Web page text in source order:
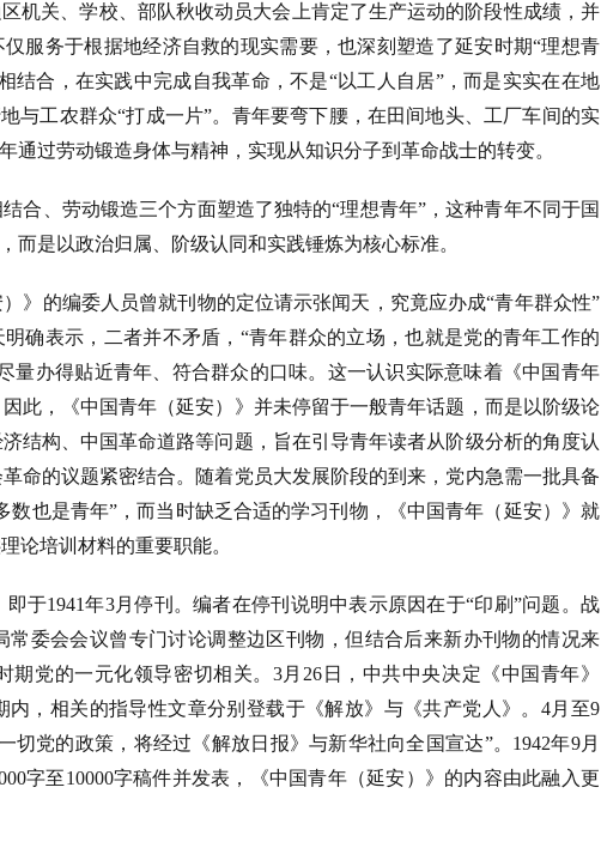
机关、学校、部队秋收动员大会上肯定了生产运动的阶段性成绩，并
服务于根据地经济自救的现实需要，也深刻塑造了延安时期“理想青
合，在实践中完成自我革命，不是“以工人自居”，而是实实在在地
与工农群众“打成一片”。青年要弯下腰，在田间地头、工厂车间的实
通过劳动锻造身体与精神，实现从知识分子到革命战士的转变。
合、劳动锻造三个方面塑造了独特的“理想青年”，这种青年不同于国
而是以政治归属、阶级认同和实践锤炼为核心标准。
》的编委人员曾就刊物的定位请示张闻天，究竟应办成“青年群众性”
确表示，二者并不矛盾，“青年群众的立场，也就是党的青年工作的
量办得贴近青年、符合群众的口味。这一认识实际意味着《中国青年
此，《中国青年（延安）》并未停留于一般青年话题，而是以阶级论
结构、中国革命道路等问题，旨在引导青年读者从阶级分析的角度认
命的议题紧密结合。随着党员大发展阶段的到来，党内急需一批具备
数也是青年”，而当时缺乏合适的学习刊物，《中国青年（延安）》就
论培训材料的重要职能。
即于1941年3月停刊。编者在停刊说明中表示原因在于“印刷”问题。战
委会会议曾专门讨论调整边区刊物，但结合后来新办刊物的情况来
党的一元化领导密切相关。3月26日，中共中央决定《中国青年》
内，相关的指导性文章分别登载于《解放》与《共产党人》。4月至9
切党的政策，将经过《解放日报》与新华社向全国宣达”。1942年9月
字至10000字稿件并发表，《中国青年（延安）》的内容由此融入更